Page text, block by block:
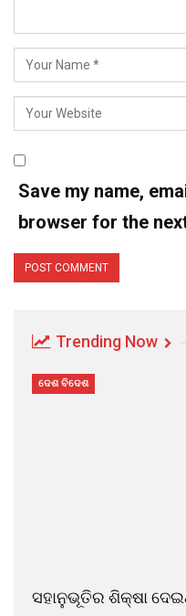
Save my name,
browser for the
Trending Now
ଦେଶ ବିଦେଶ
ସହାନୁଭୂତିର ଶିକ୍ଷା